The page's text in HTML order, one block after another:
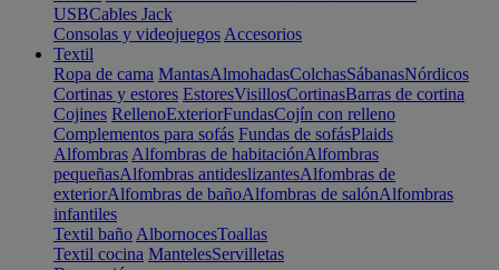
USBCables Jack
Consolas y videojuegos Accesorios
Textil
Ropa de cama MantasAlmohadasColchasSábanasNórdicos
Cortinas y estores EstoresVisillosCortinasBarras de cortina
Cojines RellenoExteriorFundasCojín con relleno
Complementos para sofás Fundas de sofásPlaids
Alfombras Alfombras de habitaciónAlfombras
pequeñasAlfombras antideslizantesAlfombras de
exteriorAlfombras de bañoAlfombras de salónAlfombras
infantiles
Textil baño AlbornocesToallas
Textil cocina MantelesServilletas